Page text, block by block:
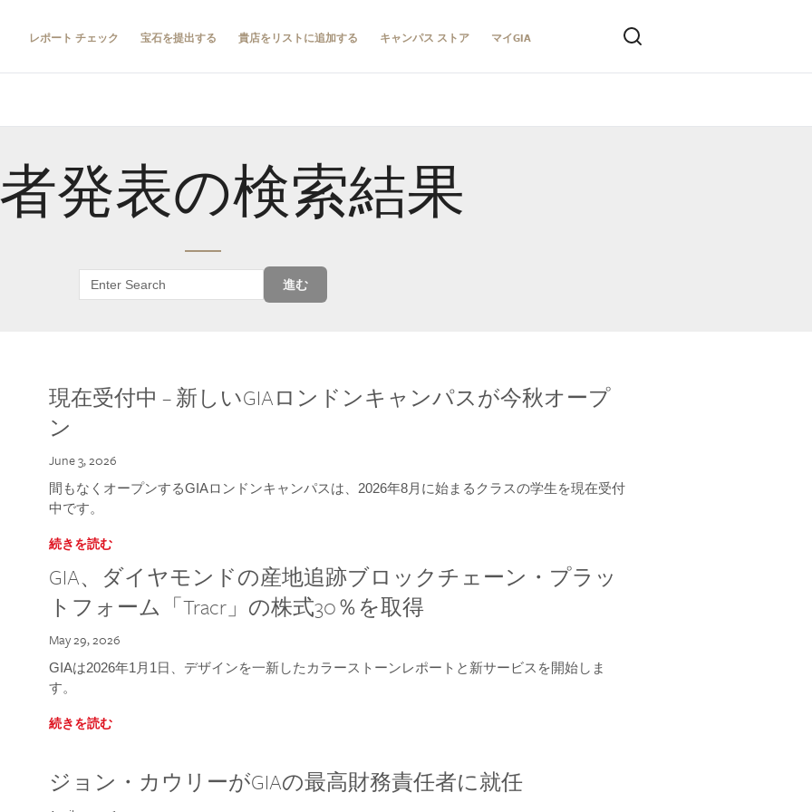
レポート チェック 宝石を提出する 貴店をリストに追加する キャンパス ストア マイGIA
発表の検索結果
進む
現在受付中 – 新しいGIAロンドンキャンパスが今秋オープ
ン
June 3, 2026
間もなくオープンするGIAロンドンキャンパスは、2026年8月に始まるクラスの学生を現在受付
中です。
続きを読む
GIA、ダイヤモンドの産地追跡ブロックチェーン・プラッ
トフォーム「Tracr」の株式30％を取得
May 29, 2026
GIAは2026年1月1日、デザインを一新したカラーストーンレポートと新サービスを開始しま
す。
続きを読む
ジョン・カウリーがGIAの最高財務責任者に就任